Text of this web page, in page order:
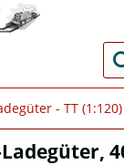
- TT (1:120)
Ladegüter,